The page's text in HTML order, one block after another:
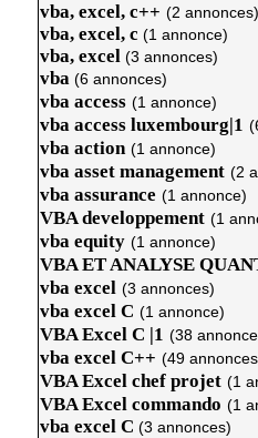
vba, excel, c++ (2 annonces)
vba, excel, c (1 annonce)
vba, excel (3 annonces)
vba (6 annonces)
vba access (1 annonce)
vba access luxembourg|1
vba action (1 annonce)
vba asset management (2
vba assurance (1 annonce)
VBA developpement (1
vba equity (1 annonce)
VBA ET ANALYSE
vba excel (3 annonces)
vba excel C (1 annonce)
VBA Excel C |1 (38
vba excel C++ (49
VBA Excel chef projet (1
VBA Excel commando (1
vba excel C (3 annonces)